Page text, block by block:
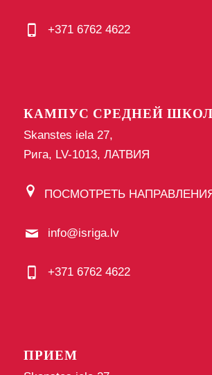
+371 6762 4622
КАМПУС СРЕДНЕЙ
Skanstes iela 27,
Рига, LV-1013, ЛАТВИЯ
ПОСМОТРЕТЬ
info@isriga.lv
+371 6762 4622
ПРИЕМ